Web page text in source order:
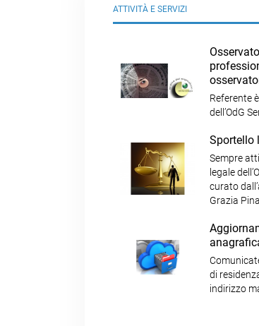
ATTIVITÀ E SERVIZI
Referente
dell’OdG
Sportello
Sempre
legale
curato
Grazia
di
indirizzo